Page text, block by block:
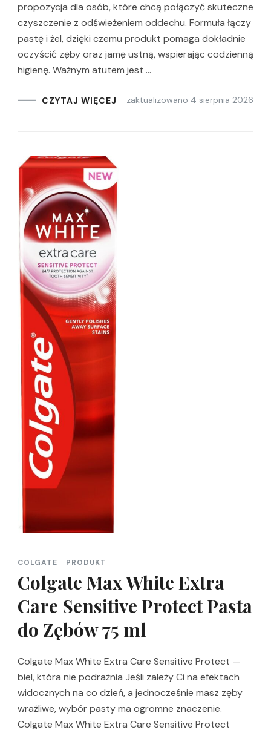
propozycja dla osób, które chcą połączyć skuteczne
czyszczenie z odświeżeniem oddechu. Formuła łączy
pastę i żel, dzięki czemu produkt pomaga dokładnie
oczyścić zęby oraz jamę ustną, wspierając codzienną
higienę. Ważnym atutem jest …
CZYTAJ WIĘCEJ zaktualizowano 4 sierpnia 2026
COLGATE PRODUKT
Colgate Max White Extra
Care Sensitive Protect Pasta
do Zębów 75 ml
Colgate Max White Extra Care Sensitive Protect —
biel, która nie podrażnia Jeśli zależy Ci na efektach
widocznych na co dzień, a jednocześnie masz zęby
wrażliwe, wybór pasty ma ogromne znaczenie.
Colgate Max White Extra Care Sensitive Protect